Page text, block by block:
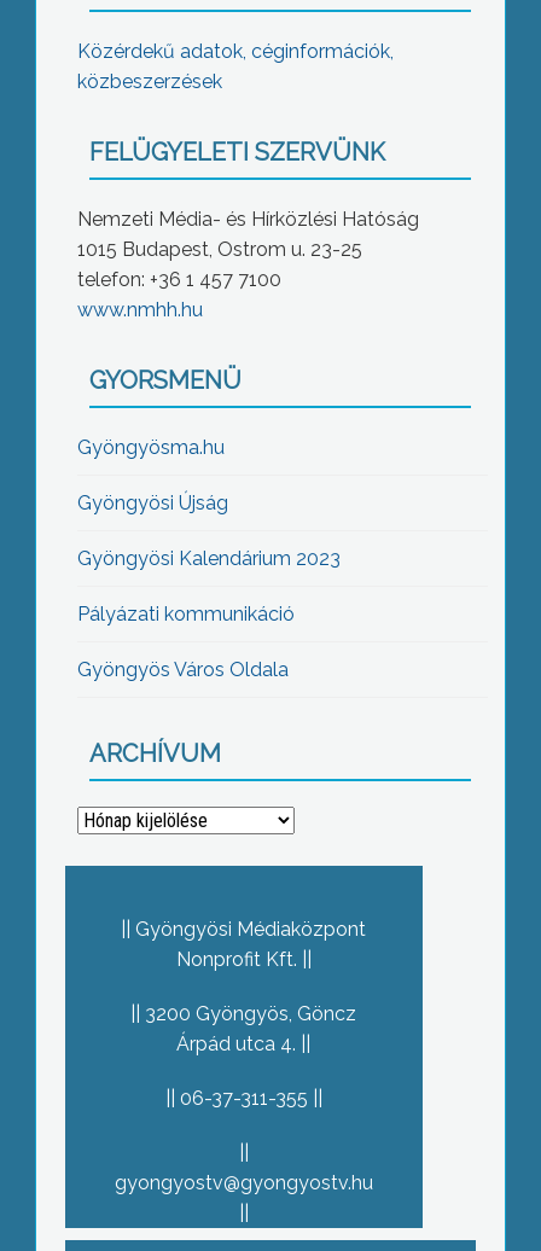
Közérdekű adatok, céginformációk,
közbeszerzések
FELÜGYELETI SZERVÜNK
Nemzeti Média- és Hírközlési Hatóság
1015 Budapest, Ostrom u. 23-25
telefon: +36 1 457 7100
www.nmhh.hu
GYORSMENÜ
Gyöngyösma.hu
Gyöngyösi Újság
Gyöngyösi Kalendárium 2023
Pályázati kommunikáció
Gyöngyös Város Oldala
ARCHÍVUM
Archívum
Gyöngyösi Médiaközpont
Nonprofit Kft.
3200 Gyöngyös, Göncz
Árpád utca 4.
06-37-311-355
gyongyostv@gyongyostv.hu